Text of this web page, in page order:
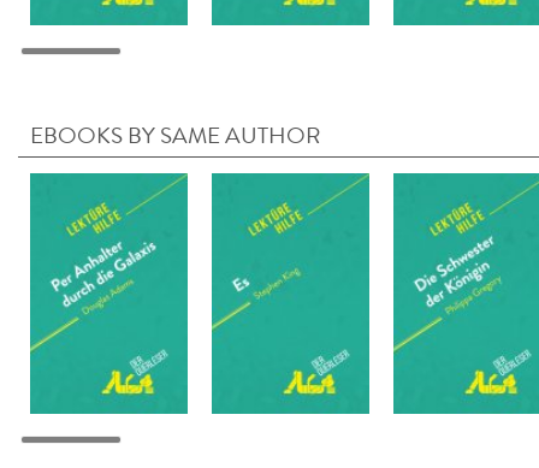
EBOOKS BY SAME AUTHOR